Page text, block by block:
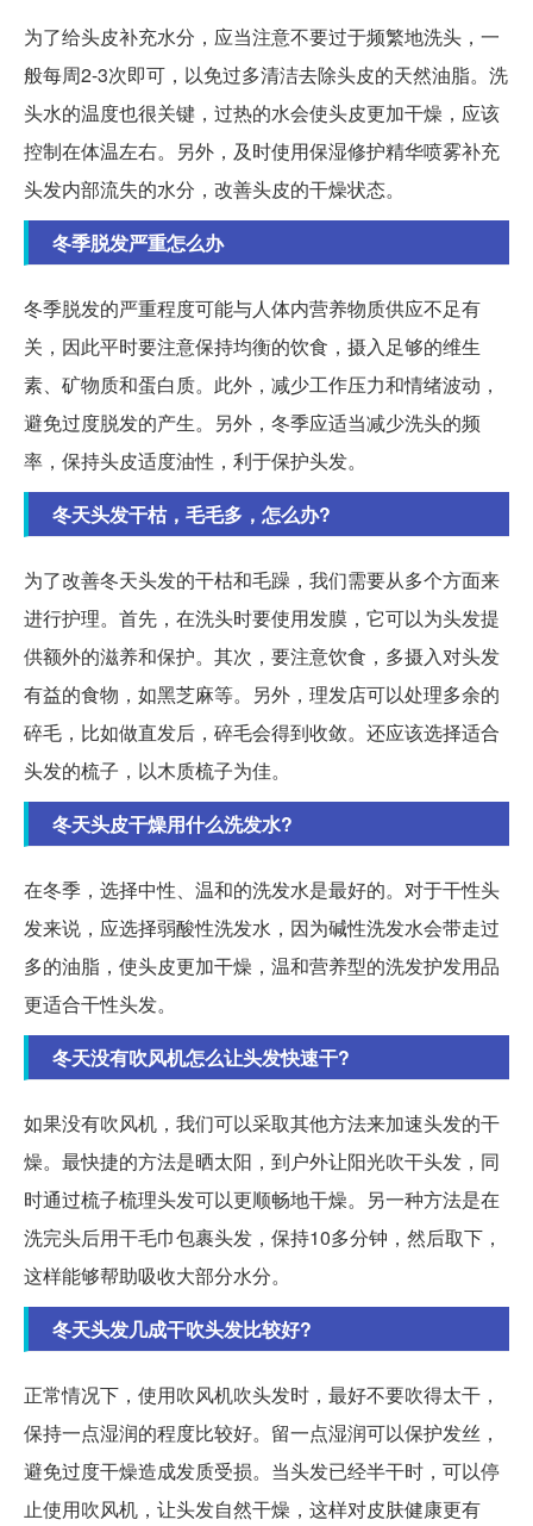
为了给头皮补充水分，应当注意不要过于频繁地洗头，一
般每周2-3次即可，以免过多清洁去除头皮的天然油脂。洗
头水的温度也很关键，过热的水会使头皮更加干燥，应该
控制在体温左右。另外，及时使用保湿修护精华喷雾补充
头发内部流失的水分，改善头皮的干燥状态。
冬季脱发严重怎么办
冬季脱发的严重程度可能与人体内营养物质供应不足有
关，因此平时要注意保持均衡的饮食，摄入足够的维生
素、矿物质和蛋白质。此外，减少工作压力和情绪波动，
避免过度脱发的产生。另外，冬季应适当减少洗头的频
率，保持头皮适度油性，利于保护头发。
冬天头发干枯，毛毛多，怎么办?
为了改善冬天头发的干枯和毛躁，我们需要从多个方面来
进行护理。首先，在洗头时要使用发膜，它可以为头发提
供额外的滋养和保护。其次，要注意饮食，多摄入对头发
有益的食物，如黑芝麻等。另外，理发店可以处理多余的
碎毛，比如做直发后，碎毛会得到收敛。还应该选择适合
头发的梳子，以木质梳子为佳。
冬天头皮干燥用什么洗发水?
在冬季，选择中性、温和的洗发水是最好的。对于干性头
发来说，应选择弱酸性洗发水，因为碱性洗发水会带走过
多的油脂，使头皮更加干燥，温和营养型的洗发护发用品
更适合干性头发。
冬天没有吹风机怎么让头发快速干?
如果没有吹风机，我们可以采取其他方法来加速头发的干
燥。最快捷的方法是晒太阳，到户外让阳光吹干头发，同
时通过梳子梳理头发可以更顺畅地干燥。另一种方法是在
洗完头后用干毛巾包裹头发，保持10多分钟，然后取下，
这样能够帮助吸收大部分水分。
冬天头发几成干吹头发比较好?
正常情况下，使用吹风机吹头发时，最好不要吹得太干，
保持一点湿润的程度比较好。留一点湿润可以保护发丝，
避免过度干燥造成发质受损。当头发已经半干时，可以停
止使用吹风机，让头发自然干燥，这样对皮肤健康更有